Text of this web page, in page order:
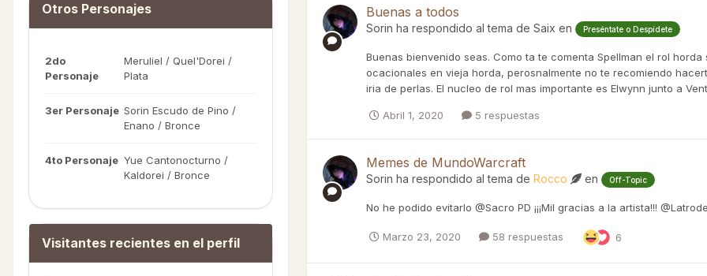
Otros Personajes
2do
Personaje
Meruliel / Quel'Dorei /
Plata
3er Personaje Sorin Escudo de Pino /
Enano / Bronce
4to Personaje Yue Cantonocturno /
Kaldorei / Bronce
Visitantes recientes en el perfil
Buenas a todos
Sorin ha respondido al tema de Saix en Preséntate o Despídete
Buenas bienvenido seas. Como ta te comenta Spellman el rol
ocacionales en vieja horda, perosnalmente no te recomiendo
iria de perlas. El nucleo de rol mas importante es Elwynn junto a
Abril 1, 2020 5 respuestas
Memes de MundoWarcraft
Sorin ha respondido al tema de Rocco en Off-Topic
No he podido evitarlo @Sacro PD ¡¡¡Mil gracias a la artista!!!
Marzo 23, 2020 58 respuestas 6